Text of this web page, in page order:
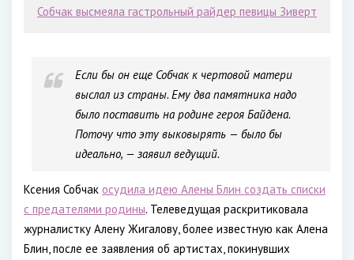
Собчак высмеяла гастрольный райдер певицы Зиверт
Если бы он еще Собчак к чертовой матери
выслал из страны. Ему два памятника надо
было поставить на родине героя Байдена.
Поточу что эту выковырять — было бы
идеально, — заявил ведущий.
Ксения Собчак осудила идею Алены Блин создать списки
с предателями родины. Телеведущая раскритиковала
журналистку Алену Жигалову, более известную как Алена
Блин, после ее заявления об артистах, покинувших